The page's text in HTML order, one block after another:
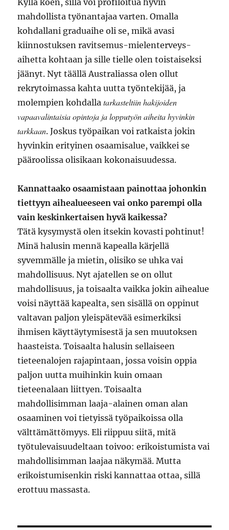
Kyllä koen, sillä voi profiloitua hyvin
mahdollista työnantajaa varten. Omalla
kohdallani graduaihe oli se, mikä avasi
kiinnostuksen ravitsemus-mielenterveys-
aihetta kohtaan ja sille tielle olen toistaiseksi
jäänyt. Nyt täällä Australiassa olen ollut
rekrytoimassa kahta uutta työntekijää, ja
molempien kohdallatarkasteltiin hakijoiden
vapaavalintaisia opintoja ja lopputyön aiheita hyvinkin
tarkkaan. Joskus työpaikan voi ratkaista jokin
hyvinkin erityinen osaamisalue, vaikkei se
pääroolissa olisikaan kokonaisuudessa.
Kannattaako osaamistaan painottaa johonkin
tiettyyn aihealueeseen vai onko parempi olla
vain keskinkertaisen hyvä kaikessa?
Tätä kysymystä olen itsekin kovasti pohtinut!
Minä halusin mennä kapealla kärjellä
syvemmälle ja mietin, olisiko se uhka vai
mahdollisuus. Nyt ajatellen se on ollut
mahdollisuus, ja toisaalta vaikka jokin aihealue
voisi näyttää kapealta, sen sisällä on oppinut
valtavan paljon yleispätevää esimerkiksi
ihmisen käyttäytymisestä ja sen muutoksen
haasteista. Toisaalta halusin sellaiseen
tieteenalojen rajapintaan, jossa voisin oppia
paljon uutta muihinkin kuin omaan
tieteenalaan liittyen. Toisaalta
mahdollisimman laaja-alainen oman alan
osaaminen voi tietyissä työpaikoissa olla
välttämättömyys. Eli riippuu siitä, mitä
työtulevaisuudeltaan toivoo: erikoistumista vai
mahdollisimman laajaa näkymää. Mutta
erikoistumisenkin riski kannattaa ottaa, sillä
erottuu massasta.